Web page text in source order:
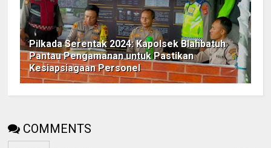
Pilkada Serentak 2024: Kapolsek Blahbatuh
Pantau Pengamanan untuk Pastikan
Kesiapsiagaan Personel
COMMENTS